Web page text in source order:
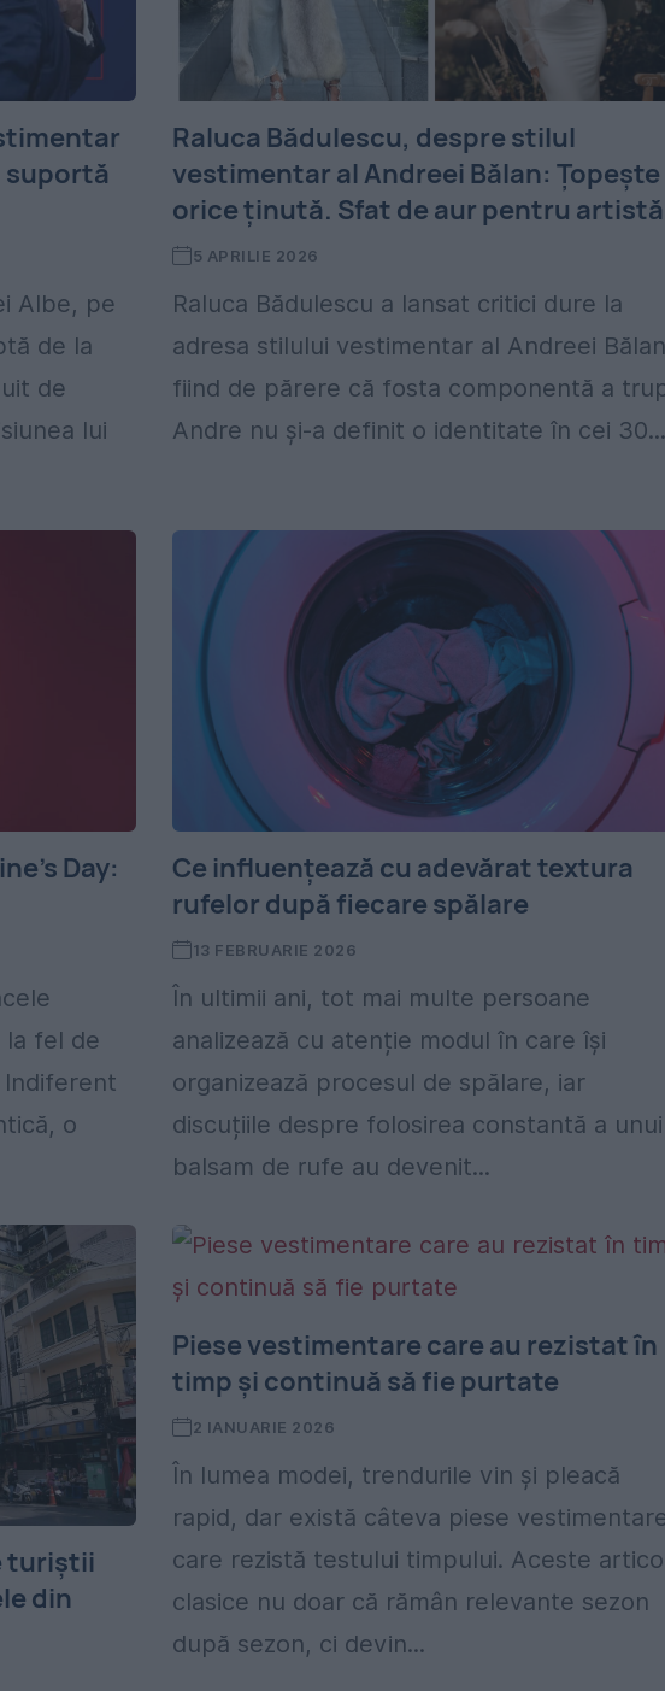
suportă
Albe, pe
de la
de
lui
Raluca Bădulescu, despre stilul
vestimentar al Andreei Bălan: Țopește
orice ținută. Sfat de aur pentru artistă
5 APRILIE 2026
Raluca Bădulescu a lansat critici dure la
adresa stilului vestimentar al Andreei
fiind de părere că fosta componentă a
Andre nu și-a definit o identitate în cei
Day:
la fel de
Indiferent
o
Ce influențează cu adevărat textura
rufelor după fiecare spălare
13 FEBRUARIE 2026
În ultimii ani, tot mai multe persoane
analizează cu atenție modul în care își
organizează procesul de spălare, iar
discuțiile despre folosirea constantă a unui
balsam de rufe au devenit...
turiștii
din
Piese vestimentare care au rezistat în
timp și continuă să fie purtate
2 IANUARIE 2026
În lumea modei, trendurile vin și pleacă
rapid, dar există câteva piese
care rezistă testului timpului. Aceste
clasice nu doar că rămân relevante sezon
după sezon, ci devin...